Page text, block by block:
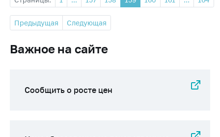
Предыдущая Следующая
Важное на сайте
Сообщить о росте цен